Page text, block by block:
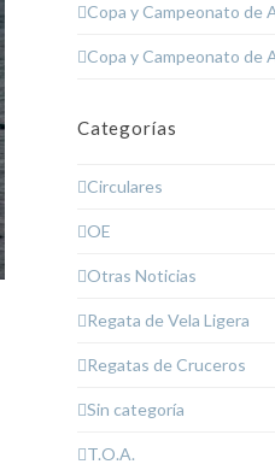
Copa y Campeonato de
Copa y Campeonato de
Categorías
Circulares
OE
Otras Noticias
Regata de Vela Ligera
Regatas de Cruceros
Sin categoría
T.O.A.